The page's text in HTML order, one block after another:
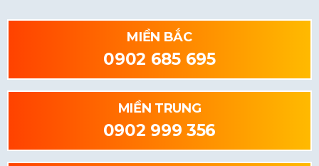
MIỀN BẮC
0902 685 695
MIỀN TRUNG
0902 999 356